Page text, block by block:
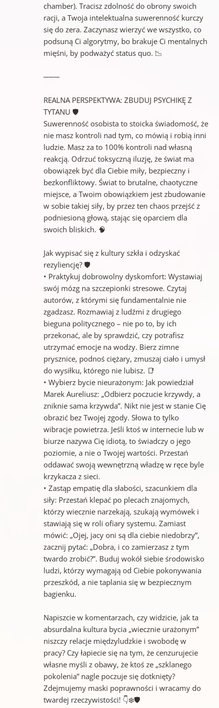
chamber). Tracisz zdolność do obrony swoich
racji, a Twoja intelektualna suwerenność kurczy
się do zera. Zaczynasz wierzyć we wszystko, co
podsuną Ci algorytmy, bo brakuje Ci mentalnych
mięśni, by podważyć status quo. 📉
───
REALNA PERSPEKTYWA: ZBUDUJ PSYCHIKĘ Z
TYTANU 🛡️
Suwerenność osobista to stoicka świadomość, że
nie masz kontroli nad tym, co mówią i robią inni
ludzie. Masz za to 100% kontroli nad własną
reakcją. Odrzuć toksyczną iluzję, że świat ma
obowiązek być dla Ciebie miły, bezpieczny i
bezkonfliktowy. Świat to brutalne, chaotyczne
miejsce, a Twoim obowiązkiem jest zbudowanie
w sobie takiej siły, by przez ten chaos przejść z
podniesioną głową, stając się oparciem dla
swoich bliskich. 🧠
Jak wypisać się z kultury szkła i odzyskać
rezyliencję? 🛡️
• Praktykuj dobrowolny dyskomfort: Wystawiaj
swój mózg na szczepionki stresowe. Czytaj
autorów, z którymi się fundamentalnie nie
zgadzasz. Rozmawiaj z ludźmi z drugiego
bieguna politycznego – nie po to, by ich
przekonać, ale by sprawdzić, czy potrafisz
utrzymać emocje na wodzy. Bierz zimne
prysznice, podnoś ciężary, zmuszaj ciało i umysł
do wysiłku, którego nie lubisz. 📑
• Wybierz bycie nieurażonym: Jak powiedział
Marek Aureliusz: „Odbierz poczucie krzywdy, a
zniknie sama krzywda”. Nikt nie jest w stanie Cię
obrazić bez Twojej zgody. Słowa to tylko
wibracje powietrza. Jeśli ktoś w internecie lub w
biurze nazywa Cię idiotą, to świadczy o jego
poziomie, a nie o Twojej wartości. Przestań
oddawać swoją wewnętrzną władzę w ręce byle
krzykacza z sieci.
• Zastąp empatię dla słabości, szacunkiem dla
siły: Przestań klepać po plecach znajomych,
którzy wiecznie narzekają, szukają wymówek i
stawiają się w roli ofiary systemu. Zamiast
mówić: „Ojej, jacy oni są dla ciebie niedobrzy”,
zacznij pytać: „Dobra, i co zamierzasz z tym
twardo zrobić?”. Buduj wokół siebie środowisko
ludzi, którzy wymagają od Ciebie pokonywania
przeszkód, a nie taplania się w bezpiecznym
bagienku.
Napiszcie w komentarzach, czy widzicie, jak ta
absurdalna kultura bycia „wiecznie urażonym”
niszczy relacje międzyludzkie i swobodę w
pracy? Czy łapiecie się na tym, że cenzurujecie
własne myśli z obawy, że ktoś ze „szklanego
pokolenia” nagle poczuje się dotknięty?
Zdejmujemy maski poprawności i wracamy do
twardej rzeczywistości! 👇❄️🛡️